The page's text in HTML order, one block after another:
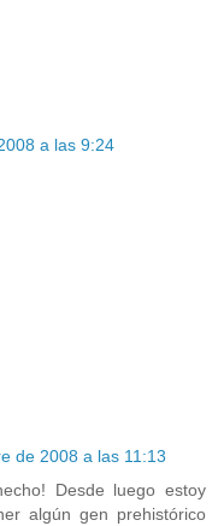
a las 9:24
de 2008 a las 11:13
Desde luego estoy
algún gen prehistórico